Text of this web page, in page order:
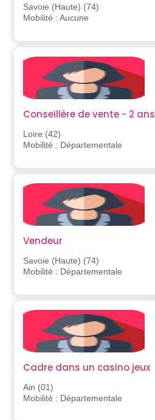
Savoie (Haute) (74)
Mobilité : Aucune
Conseillère de vente - 2 ans
Loire (42)
Mobilité : Départementale
Vendeur
Savoie (Haute) (74)
Mobilité : Départementale
Cadre dans un casino jeux
Ain (01)
Mobilité : Départementale